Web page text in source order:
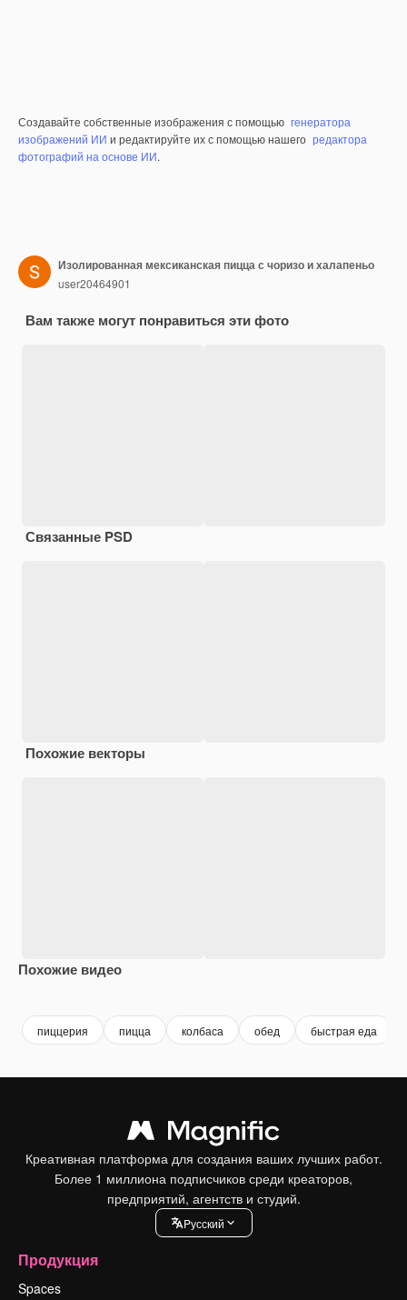
Создавайте собственные изображения с помощью генератора
изображений ИИ и редактируйте их с помощью нашего редактора
фотографий на основе ИИ.
Изолированная мексиканская пицца с чоризо и халапеньо
user20464901
Вам также могут понравиться эти фото
Связанные PSD
Похожие векторы
Похожие видео
пиццерия пицца колбаса обед быстрая еда
Креативная платформа для создания ваших лучших работ.
Более 1 миллиона подписчиков среди креаторов,
предприятий, агентств и студий.
Pусский
Продукция
Spaces